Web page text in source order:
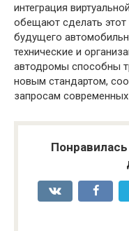
интеграция
обещают сделать этот
будущего
технические и
автодромы способны
новым стандартом,
запросам современных